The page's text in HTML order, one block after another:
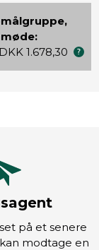
DKK 1.678,30
på et senere
modtage en